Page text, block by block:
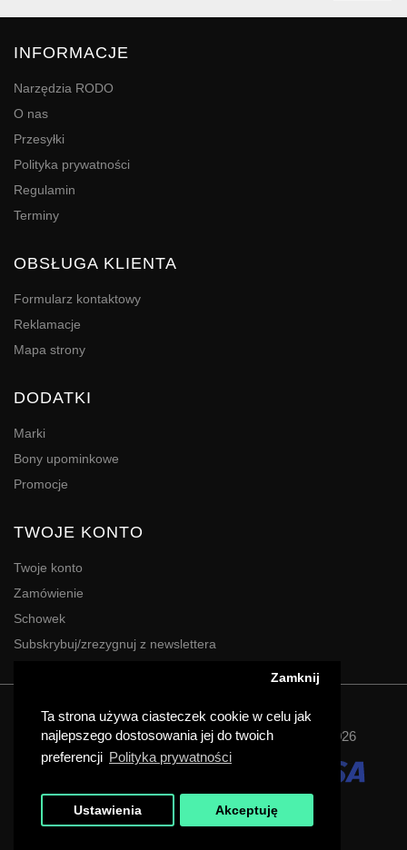
Ta strona używa ciasteczek cookie w celu jak
najlepszego dostosowania jej do twoich
preferencji Polityka prywatności
Zamknij
Ustawienia Akceptuję
INFORMACJE
Narzędzia RODO
O nas
Przesyłki
Polityka prywatności
Regulamin
Terminy
OBSŁUGA KLIENTA
Formularz kontaktowy
Reklamacje
Mapa strony
DODATKI
Marki
Bony upominkowe
Promocje
TWOJE KONTO
Twoje konto
Zamówienie
Schowek
Subskrybuj/zrezygnuj z newslettera
Powered ByDigres
Agencja Reklamy | Drukarnia DIGRES | Katowice © 2026